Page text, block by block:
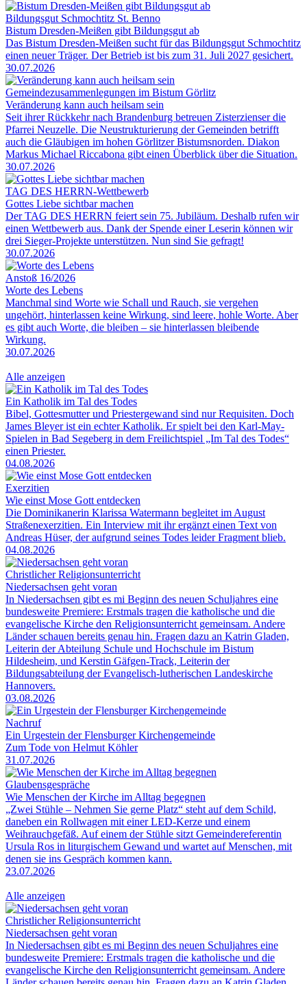
Bildungsgut Schmochtitz St. Benno
Bistum Dresden-Meißen gibt Bildungsgut ab
Das Bistum Dresden-Meißen sucht für das Bildungsgut Schmochtitz
einen neuer Träger. Der Betrieb ist bis zum 31. Juli 2027 gesichert.
30.07.2026
Gemeindezusammenlegungen im Bistum Görlitz
Veränderung kann auch heilsam sein
Seit ihrer Rückkehr nach Brandenburg betreuen Zisterzienser die
Pfarrei Neuzelle. Die Neustrukturierung der Gemeinden betrifft
auch die Gläubigen im hohen Görlitzer Bistumsnorden. Diakon
Markus Michael Riccabona gibt einen Überblick über die Situation.
30.07.2026
TAG DES HERRN-Wettbewerb
Gottes Liebe sichtbar machen
Der TAG DES HERRN feiert sein 75. Jubiläum. Deshalb rufen wir
einen Wettbewerb aus. Dank der Spende einer Leserin können wir
drei Sieger-Projekte unterstützen. Nun sind Sie gefragt!
30.07.2026
Anstoß 16/2026
Worte des Lebens
Manchmal sind Worte wie Schall und Rauch, sie vergehen
ungehört, hinterlassen keine Wirkung, sind leere, hohle Worte. Aber
es gibt auch Worte, die bleiben – sie hinterlassen bleibende
Wirkung.
30.07.2026
Alle anzeigen
Ein Katholik im Tal des Todes
Bibel, Gottesmutter und Priestergewand sind nur Requisiten. Doch
James Bleyer ist ein echter Katholik. Er spielt bei den Karl-May-
Spielen in Bad Segeberg in dem Freilichtspiel „Im Tal des Todes“
einen Priester.
04.08.2026
Exerzitien
Wie einst Mose Gott entdecken
Die Dominikanerin Klarissa Watermann begleitet im August
Straßenexerzitien. Ein Interview mit ihr ergänzt einen Text von
Andreas Hüser, der aufgrund seines Todes leider Fragment blieb.
04.08.2026
Christlicher Religionsunterricht
Niedersachsen geht voran
In Niedersachsen gibt es mi Beginn des neuen Schuljahres eine
bundesweite Premiere: Erstmals tragen die katholische und die
evangelische Kirche den Religionsunterricht gemeinsam. Andere
Länder schauen bereits genau hin. Fragen dazu an Katrin Gladen,
Leiterin der Abteilung Schule und Hochschule im Bistum
Hildesheim, und Kerstin Gäfgen-Track, Leiterin der
Bildungsabteilung der Evangelisch-lutherischen Landeskirche
Hannovers.
03.08.2026
Nachruf
Ein Urgestein der Flensburger Kirchengemeinde
Zum Tode von Helmut Köhler
31.07.2026
Glaubensgespräche
Wie Menschen der Kirche im Alltag begegnen
„Zwei Stühle – Nehmen Sie gerne Platz“ steht auf dem Schild,
daneben ein Rollwagen mit einer LED-Kerze und einem
Weihrauchgefäß. Auf einem der Stühle sitzt Gemeindereferentin
Ursula Ros in liturgischem Gewand und wartet auf Menschen, mit
denen sie ins Gespräch kommen kann.
23.07.2026
Alle anzeigen
Christlicher Religionsunterricht
Niedersachsen geht voran
In Niedersachsen gibt es mi Beginn des neuen Schuljahres eine
bundesweite Premiere: Erstmals tragen die katholische und die
evangelische Kirche den Religionsunterricht gemeinsam. Andere